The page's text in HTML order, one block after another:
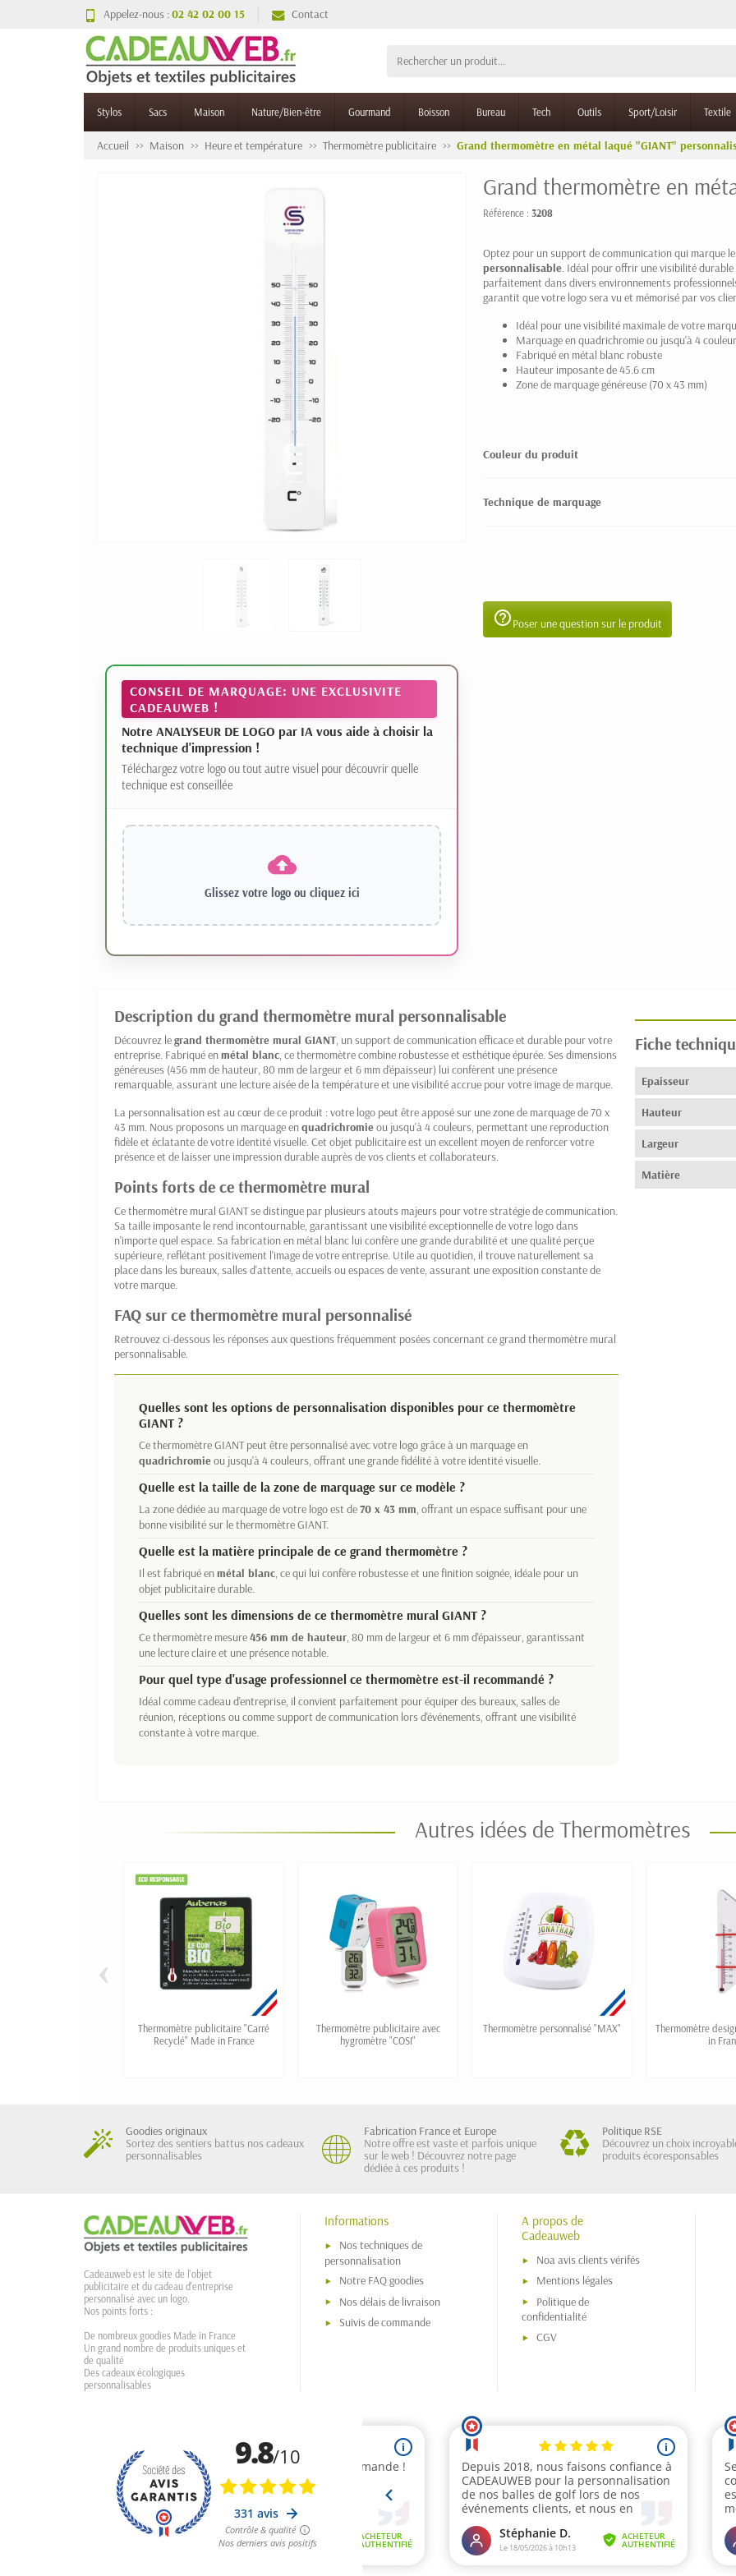
Appelez-nous :02 42 02 00 15 Contact
Stylos Sacs Maison Nature/Bien-être Gourmand Boisson Bureau Tech Outils Sport/Loisir Textile
Accueil Maison Heure et température Thermomètre publicitaire Grand thermomètre en métal laqué "GIANT"
CONSEIL DE MARQUAGE: UNE EXCLUSIVITE
CADEAUWEB !
Notre ANALYSEUR DE LOGO par IA vous aide à choisir la
technique d'impression !
Téléchargez votre logo ou tout autre visuel pour découvrir quelle
technique est conseillée
Glissez votre logo ou cliquez ici
Grand thermomètre en
Référence : 3208
Optez pour un support de communication qui marque
personnalisable. Idéal pour offrir une visibilité
parfaitement dans divers environnements
garantit que votre logo sera vu et mémorisé par vos
Idéal pour une visibilité maximale de votre
Marquage en quadrichromie ou jusqu'à 4
Fabriqué en métal blanc robuste
Hauteur imposante de 45.6 cm
Zone de marquage généreuse (70 x 43 mm)
Couleur du produit
Technique de marquage
help_outlinePoser une question sur le produit
Description du grand thermomètre mural personnalisable
Découvrez legrand thermomètre mural GIANT, un support de communication efficace et durable pour votre
entreprise. Fabriqué enmétal blanc, ce thermomètre combine robustesse et esthétique épurée. Ses dimensions
généreuses (456 mm de hauteur, 80 mm de largeur et 6 mm d'épaisseur) lui confèrent une présence
remarquable, assurant une lecture aisée de la température et une visibilité accrue pour votre image de marque.
La personnalisation est au cœur de ce produit : votre logo peut être apposé sur une zone de marquage de 70 x
43 mm. Nous proposons un marquage enquadrichromieou jusqu'à 4 couleurs, permettant une reproduction
fidèle et éclatante de votre identité visuelle. Cet objet publicitaire est un excellent moyen de renforcer votre
présence et de laisser une impression durable auprès de vos clients et collaborateurs.
Points forts de ce thermomètre mural
Ce thermomètre mural GIANT se distingue par plusieurs atouts majeurs pour votre stratégie de communication.
Sa taille imposante le rend incontournable, garantissant une visibilité exceptionnelle de votre logo dans
n'importe quel espace. Sa fabrication en métal blanc lui confère une grande durabilité et une qualité perçue
supérieure, reflétant positivement l'image de votre entreprise. Utile au quotidien, il trouve naturellement sa
place dans les bureaux, salles d'attente, accueils ou espaces de vente, assurant une exposition constante de
votre marque.
FAQ sur ce thermomètre mural personnalisé
Retrouvez ci-dessous les réponses aux questions fréquemment posées concernant ce grand thermomètre mural
personnalisable.
Quelles sont les options de personnalisation disponibles pour ce thermomètre
GIANT ?
Ce thermomètre GIANT peut être personnalisé avec votre logo grâce à un marquage en
quadrichromieou jusqu'à 4 couleurs, offrant une grande fidélité à votre identité visuelle.
Quelle est la taille de la zone de marquage sur ce modèle ?
La zone dédiée au marquage de votre logo est de70 x 43 mm, offrant un espace suffisant pour une
bonne visibilité sur le thermomètre GIANT.
Quelle est la matière principale de ce grand thermomètre ?
Il est fabriqué enmétal blanc, ce qui lui confère robustesse et une finition soignée, idéale pour un
objet publicitaire durable.
Quelles sont les dimensions de ce thermomètre mural GIANT ?
Ce thermomètre mesure456 mm de hauteur, 80 mm de largeur et 6 mm d'épaisseur, garantissant
une lecture claire et une présence notable.
Pour quel type d'usage professionnel ce thermomètre est-il recommandé ?
Idéal comme cadeau d'entreprise, il convient parfaitement pour équiper des bureaux, salles de
réunion, réceptions ou comme support de communication lors d'événements, offrant une visibilité
constante à votre marque.
Fiche
Epaisseur
Hauteur
Largeur
Matière
Autres idées de Thermomètres
Thermomètre publicitaire "Carré
Recyclé" Made in France
Thermomètre publicitaire avec
hygromètre "COSI"
Thermomètre personnalisé "MAX"
Thermomètre
in
‹
Goodies originaux
Sortez des sentiers battus nos cadeaux
personnalisables
Fabrication France et Europe
Notre offre est vaste et parfois unique
sur le web ! Découvrez notre page
dédiée à ces produits !
Politique RSE
Découvrez un choix
produits écoresponsables
Cadeauweb est le site de l'objet
publicitaire et du cadeau d'entreprise
personnalisé avec un logo.
Nos points forts :
De nombreux goodies Made in France
Un grand nombre de produits uniques et
de qualité
Des cadeaux écologiques
personnalisables
Informations
Nos techniques de
personnalisation
Notre FAQ goodies
Nos délais de livraison
Suivis de commande
A propos de
Cadeauweb
Noa avis clients vérifés
Mentions légales
Politique de
confidentialité
CGV